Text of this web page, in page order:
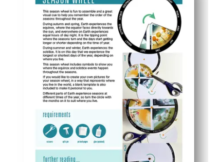
Lyse bilder bygger ordforråd og hjelper deg med å
Bruk den i sentre, sirkeltid eller hjemme - laminat slik